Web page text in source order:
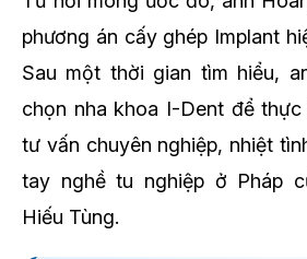
phương án cấy ghép Implant
Sau một thời gian tìm hiểu,
chọn nha khoa I-Dent để thực
tư vấn chuyên nghiệp, nhiệt
tay nghề tu nghiệp ở Pháp
Hiếu Tùng.